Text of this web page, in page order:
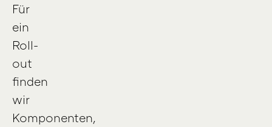
Für
ein
Roll-
out
finden
wir
Komponenten,